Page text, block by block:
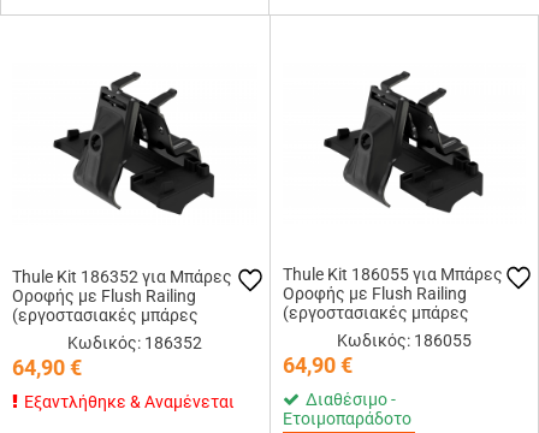
Thule Kit 186352 για Μπάρες
Οροφής με Flush Railing
(εργοστασιακές μπάρες
εφαπτόμενες στην οροφή)
Κωδικός: 186352
64,90€
Εξαντλήθηκε & Αναμένεται
Thule Kit 186055 για Μπάρες
Οροφής με Flush Railing
(εργοστασιακές μπάρες
εφαπτόμενες στην οροφή)
Κωδικός: 186055
64,90€
Διαθέσιμο -
Ετοιμοπαράδοτο